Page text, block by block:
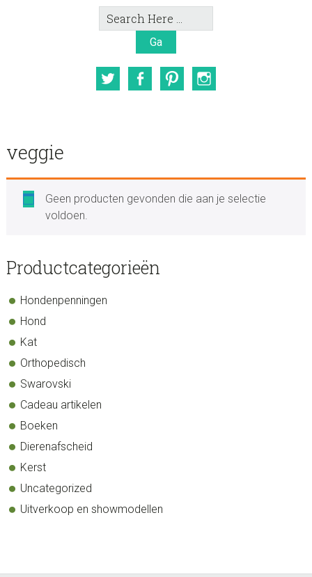
Search
Here
TwitterFacebookPinterest
veggie
Geen producten gevonden die aan je selectie
voldoen.
sidebar
Store
Productcategorieën
Hondenpenningen
Hond
Kat
Orthopedisch
Swarovski
Cadeau artikelen
Boeken
Dierenafscheid
Kerst
Uncategorized
Uitverkoop en showmodellen